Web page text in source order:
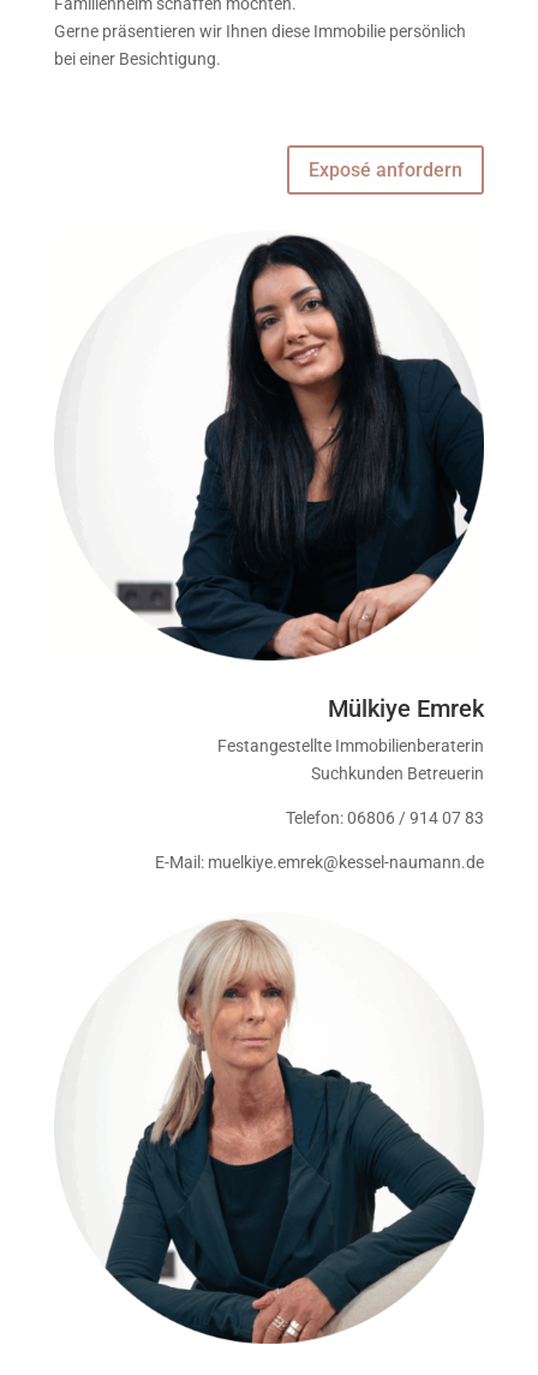
Familienheim schaffen möchten.
Gerne präsentieren wir Ihnen diese Immobilie persönlich
bei einer Besichtigung.
Exposé anfordern
Mülkiye Emrek
Festangestellte Immobilienberaterin
Suchkunden Betreuerin
Telefon: 06806 / 914 07 83
E-Mail: muelkiye.emrek@kessel-naumann.de